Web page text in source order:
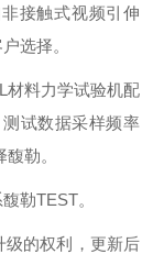
接触式视频引伸
选择。
材料力学试验机配
试数据采样频率
馥勒。
勒TEST。
级的权利，更新后